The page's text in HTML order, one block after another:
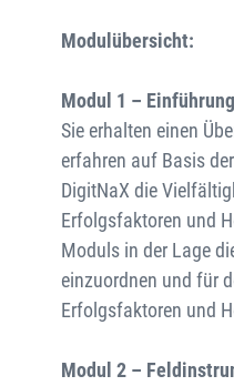
Modulübersicht:
Modul 1 –
Sie erhalten einen
erfahren auf Basis
DigitNaX die
Erfolgsfaktoren und
Moduls in der Lage
einzuordnen und für
Erfolgsfaktoren und
Modul 2 –